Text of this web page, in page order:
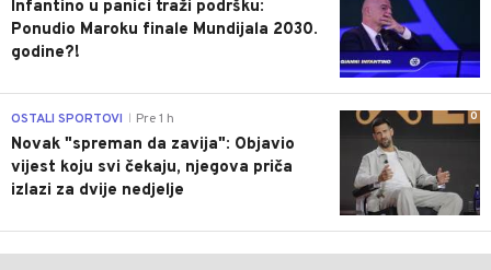
Infantino u panici traži podršku:
Ponudio Maroku finale Mundijala 2030.
godine?!
0
OSTALI SPORTOVI Pre 1 h
Novak "spreman da zavija": Objavio
vijest koju svi čekaju, njegova priča
izlazi za dvije nedjelje